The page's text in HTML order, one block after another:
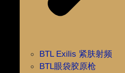
BTL Exilis 紧肤射频
BTL眼袋胶原枪